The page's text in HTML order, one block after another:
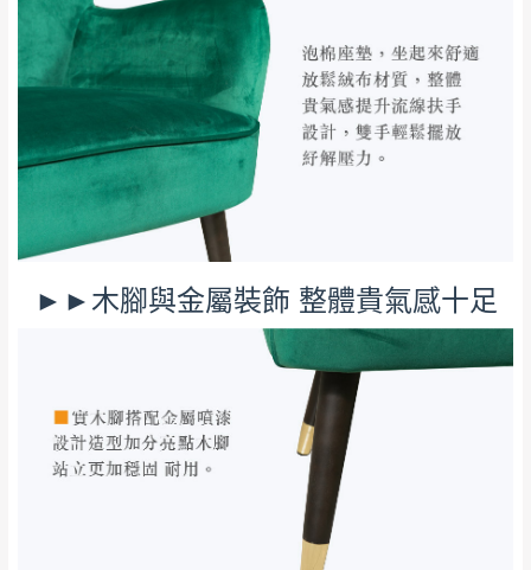
►►木腳與金屬裝飾 整體貴氣感十足
新北
林、福隆、淡水山
區、北投湖山路、
深坑山區
$ 9,000以上：免
$ 9,000以下：
NT$500元
＊A108產品另收運費
$ 9,000以上：免
$ 9,000以下：
NT$500元
＊A108產品另收運費
卓蘭鎮、三灣、通
霄山區、西湖、泰
安鄉、大湖鄉、頭
配送天數：5~14天
到貨時間：指定送貨日當天以電話聯絡確認
法搬運上樓等因素，導致無法配送，
保有出貨的權利。
保護物流人員的工作安全，賣家無提供吊掛
服務，若需以吊車或其他的吊掛方式吊運，
費用將由買方自行支付。
因大型傢俱有組裝、配送的問題，並非一般
快速到貨商品，無法指定特定時間送達，司
機當天到貨前皆會再與您通知，讓你不用整
由於百貨公司配送較為不易，故暫無法配送
發票寄送：
若您選擇三聯式或索取兩聯式發票，發票將於商品
完成出貨15個工作天另行寄出，另外約加上2~7個
工作天內送達，如遇國定假日將順延寄送。